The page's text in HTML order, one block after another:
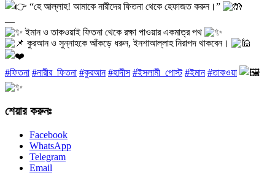
“হে আল্লাহ! আমাকে নারীদের ফিতনা থেকে হেফাজত করুন।”
—
ইমান ও তাকওয়াই ফিতনা থেকে রক্ষা পাওয়ার একমাত্র পথ
কুরআন ও সুন্নাহকে আঁকড়ে ধরুন, ইনশাআল্লাহ নিরাপদ থাকবেন।
#ফিতনা #নারীর_ফিতনা #কুরআন #হাদীস #ইসলামী_পোস্ট #ইমান #তাকওয়া
শেয়ার করুনঃ
Facebook
WhatsApp
Telegram
Email